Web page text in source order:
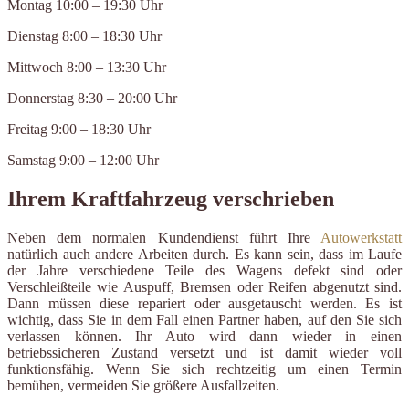
Montag 10:00 – 19:30 Uhr
Dienstag 8:00 – 18:30 Uhr
Mittwoch 8:00 – 13:30 Uhr
Donnerstag 8:30 – 20:00 Uhr
Freitag 9:00 – 18:30 Uhr
Samstag 9:00 – 12:00 Uhr
Ihrem Kraftfahrzeug verschrieben
Neben dem normalen Kundendienst führt Ihre Autowerkstatt
natürlich auch andere Arbeiten durch. Es kann sein, dass im Laufe
der Jahre verschiedene Teile des Wagens defekt sind oder
Verschleißteile wie Auspuff, Bremsen oder Reifen abgenutzt sind.
Dann müssen diese repariert oder ausgetauscht werden. Es ist
wichtig, dass Sie in dem Fall einen Partner haben, auf den Sie sich
verlassen können. Ihr Auto wird dann wieder in einen
betriebssicheren Zustand versetzt und ist damit wieder voll
funktionsfähig. Wenn Sie sich rechtzeitig um einen Termin
bemühen, vermeiden Sie größere Ausfallzeiten.